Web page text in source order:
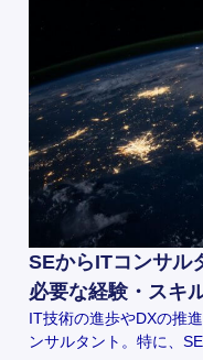
SEからITコンサル
必要な経験・スキ
IT技術の進歩やDXの推
ンサルタント。特に、